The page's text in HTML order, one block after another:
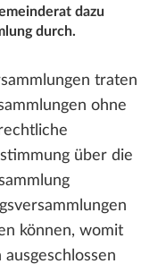
dazu
durch.
traten
ohne
über die
können, womit